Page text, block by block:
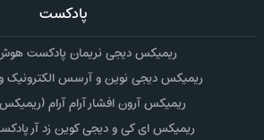
پادکست
ریمیکس دیجی نریمان پادکست
ریمیکس دیجی نوین و آرسس الکترونیک و
ریمیکس آرون افشار آرام آرام
ریمیکس ای کی و دیجی کوین زد آر